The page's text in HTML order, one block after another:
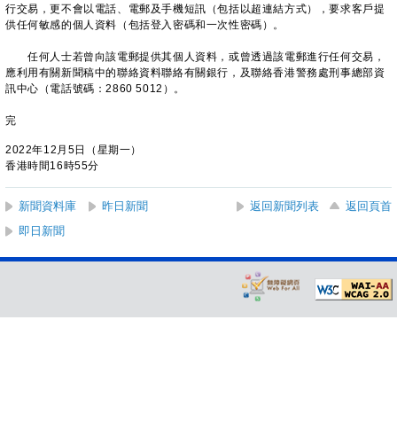
行交易，更不會以電話、電郵及手機短訊（包括以超連結方式），要求客戶提
供任何敏感的個人資料（包括登入密碼和一次性密碼）。
任何人士若曾向該電郵提供其個人資料，或曾透過該電郵進行任何交易，
應利用有關新聞稿中的聯絡資料聯絡有關銀行，及聯絡香港警務處刑事總部資
訊中心（電話號碼：2860 5012）。
完
2022年12月5日（星期一）
香港時間16時55分
新聞資料庫 昨日新聞 返回新聞列表
返回頁首
即日新聞